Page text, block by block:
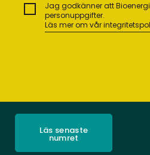
Jag godkänner att
personuppgifter.
Läs mer om vår
Läs senaste
numret